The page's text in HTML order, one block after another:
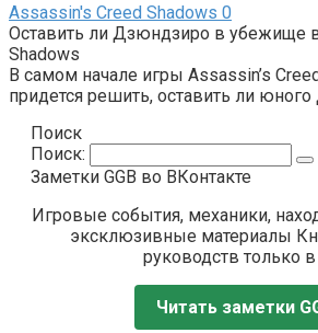
Assassin's Creed Shadows 0
Оставить ли Дзюндзиро в убежище в
Shadows
В самом начале игры Assassin’s
придется решить, оставить ли
Поиск
Поиск:
Заметки GGB во ВКонтакте
Игровые события, механики,
эксклюзивные материалы
руководств только
Читать заметки